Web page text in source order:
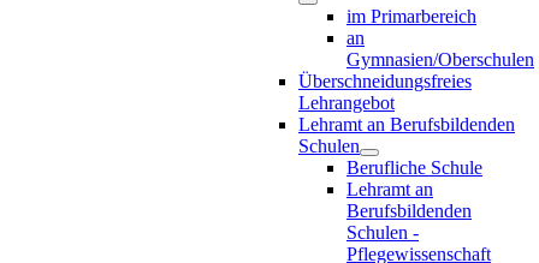
im Primarbereich
an
Gymnasien/Oberschulen
Überschneidungsfreies
Lehrangebot
Lehramt an Berufsbildenden
Schulen
Berufliche Schule
Lehramt an
Berufsbildenden
Schulen -
Pflegewissenschaft